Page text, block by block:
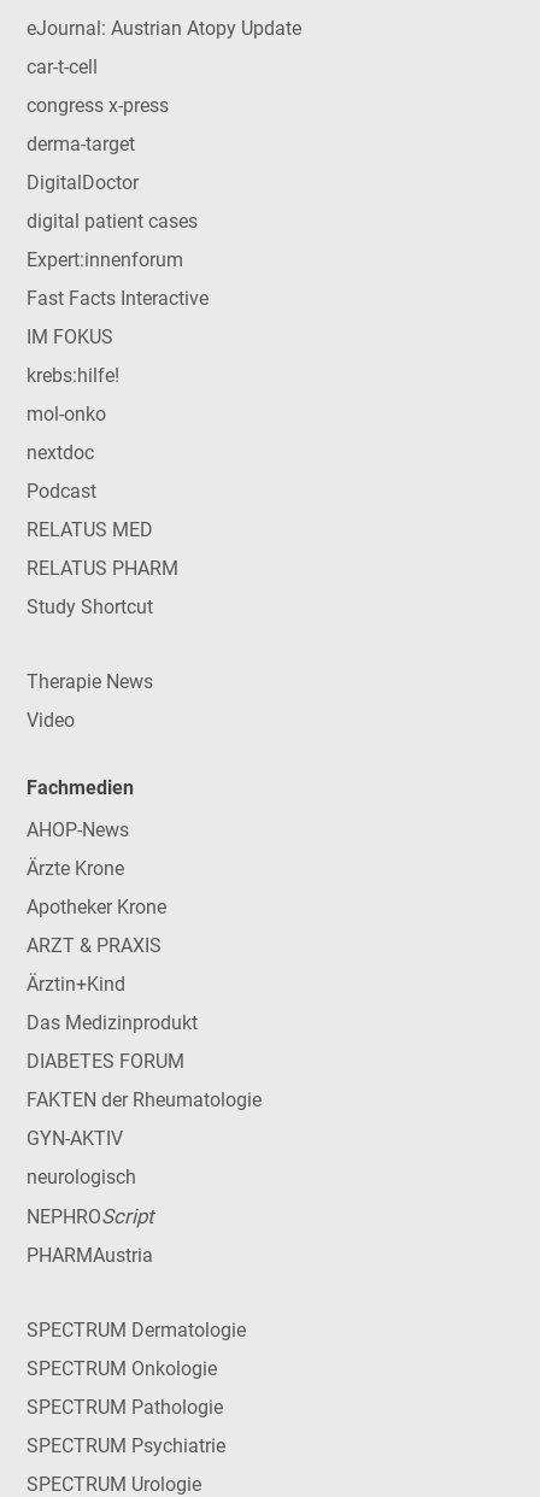
eJournal: Austrian Atopy Update
car-t-cell
congress x-press
derma-target
DigitalDoctor
digital patient cases
Expert:innenforum
Fast Facts Interactive
IM FOKUS
krebs:hilfe!
mol-onko
nextdoc
Podcast
RELATUS MED
RELATUS PHARM
Study Shortcut
Therapie News
Video
Fachmedien
AHOP-News
Ärzte Krone
Apotheker Krone
ARZT & PRAXIS
Ärztin+Kind
Das Medizinprodukt
DIABETES FORUM
FAKTEN der Rheumatologie
GYN-AKTIV
neurologisch
NEPHROScript
PHARMAustria
SPECTRUM Dermatologie
SPECTRUM Onkologie
SPECTRUM Pathologie
SPECTRUM Psychiatrie
SPECTRUM Urologie